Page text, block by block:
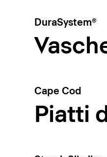
DuraSystem®
Cape Cod
Piatti